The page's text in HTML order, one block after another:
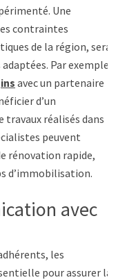
Une
contraintes
de la région, sera
Par exemple,
avec un partenaire
d’un
réalisés dans
peuvent
rénovation rapide,
d’immobilisation.
avec
les
pour assurer la